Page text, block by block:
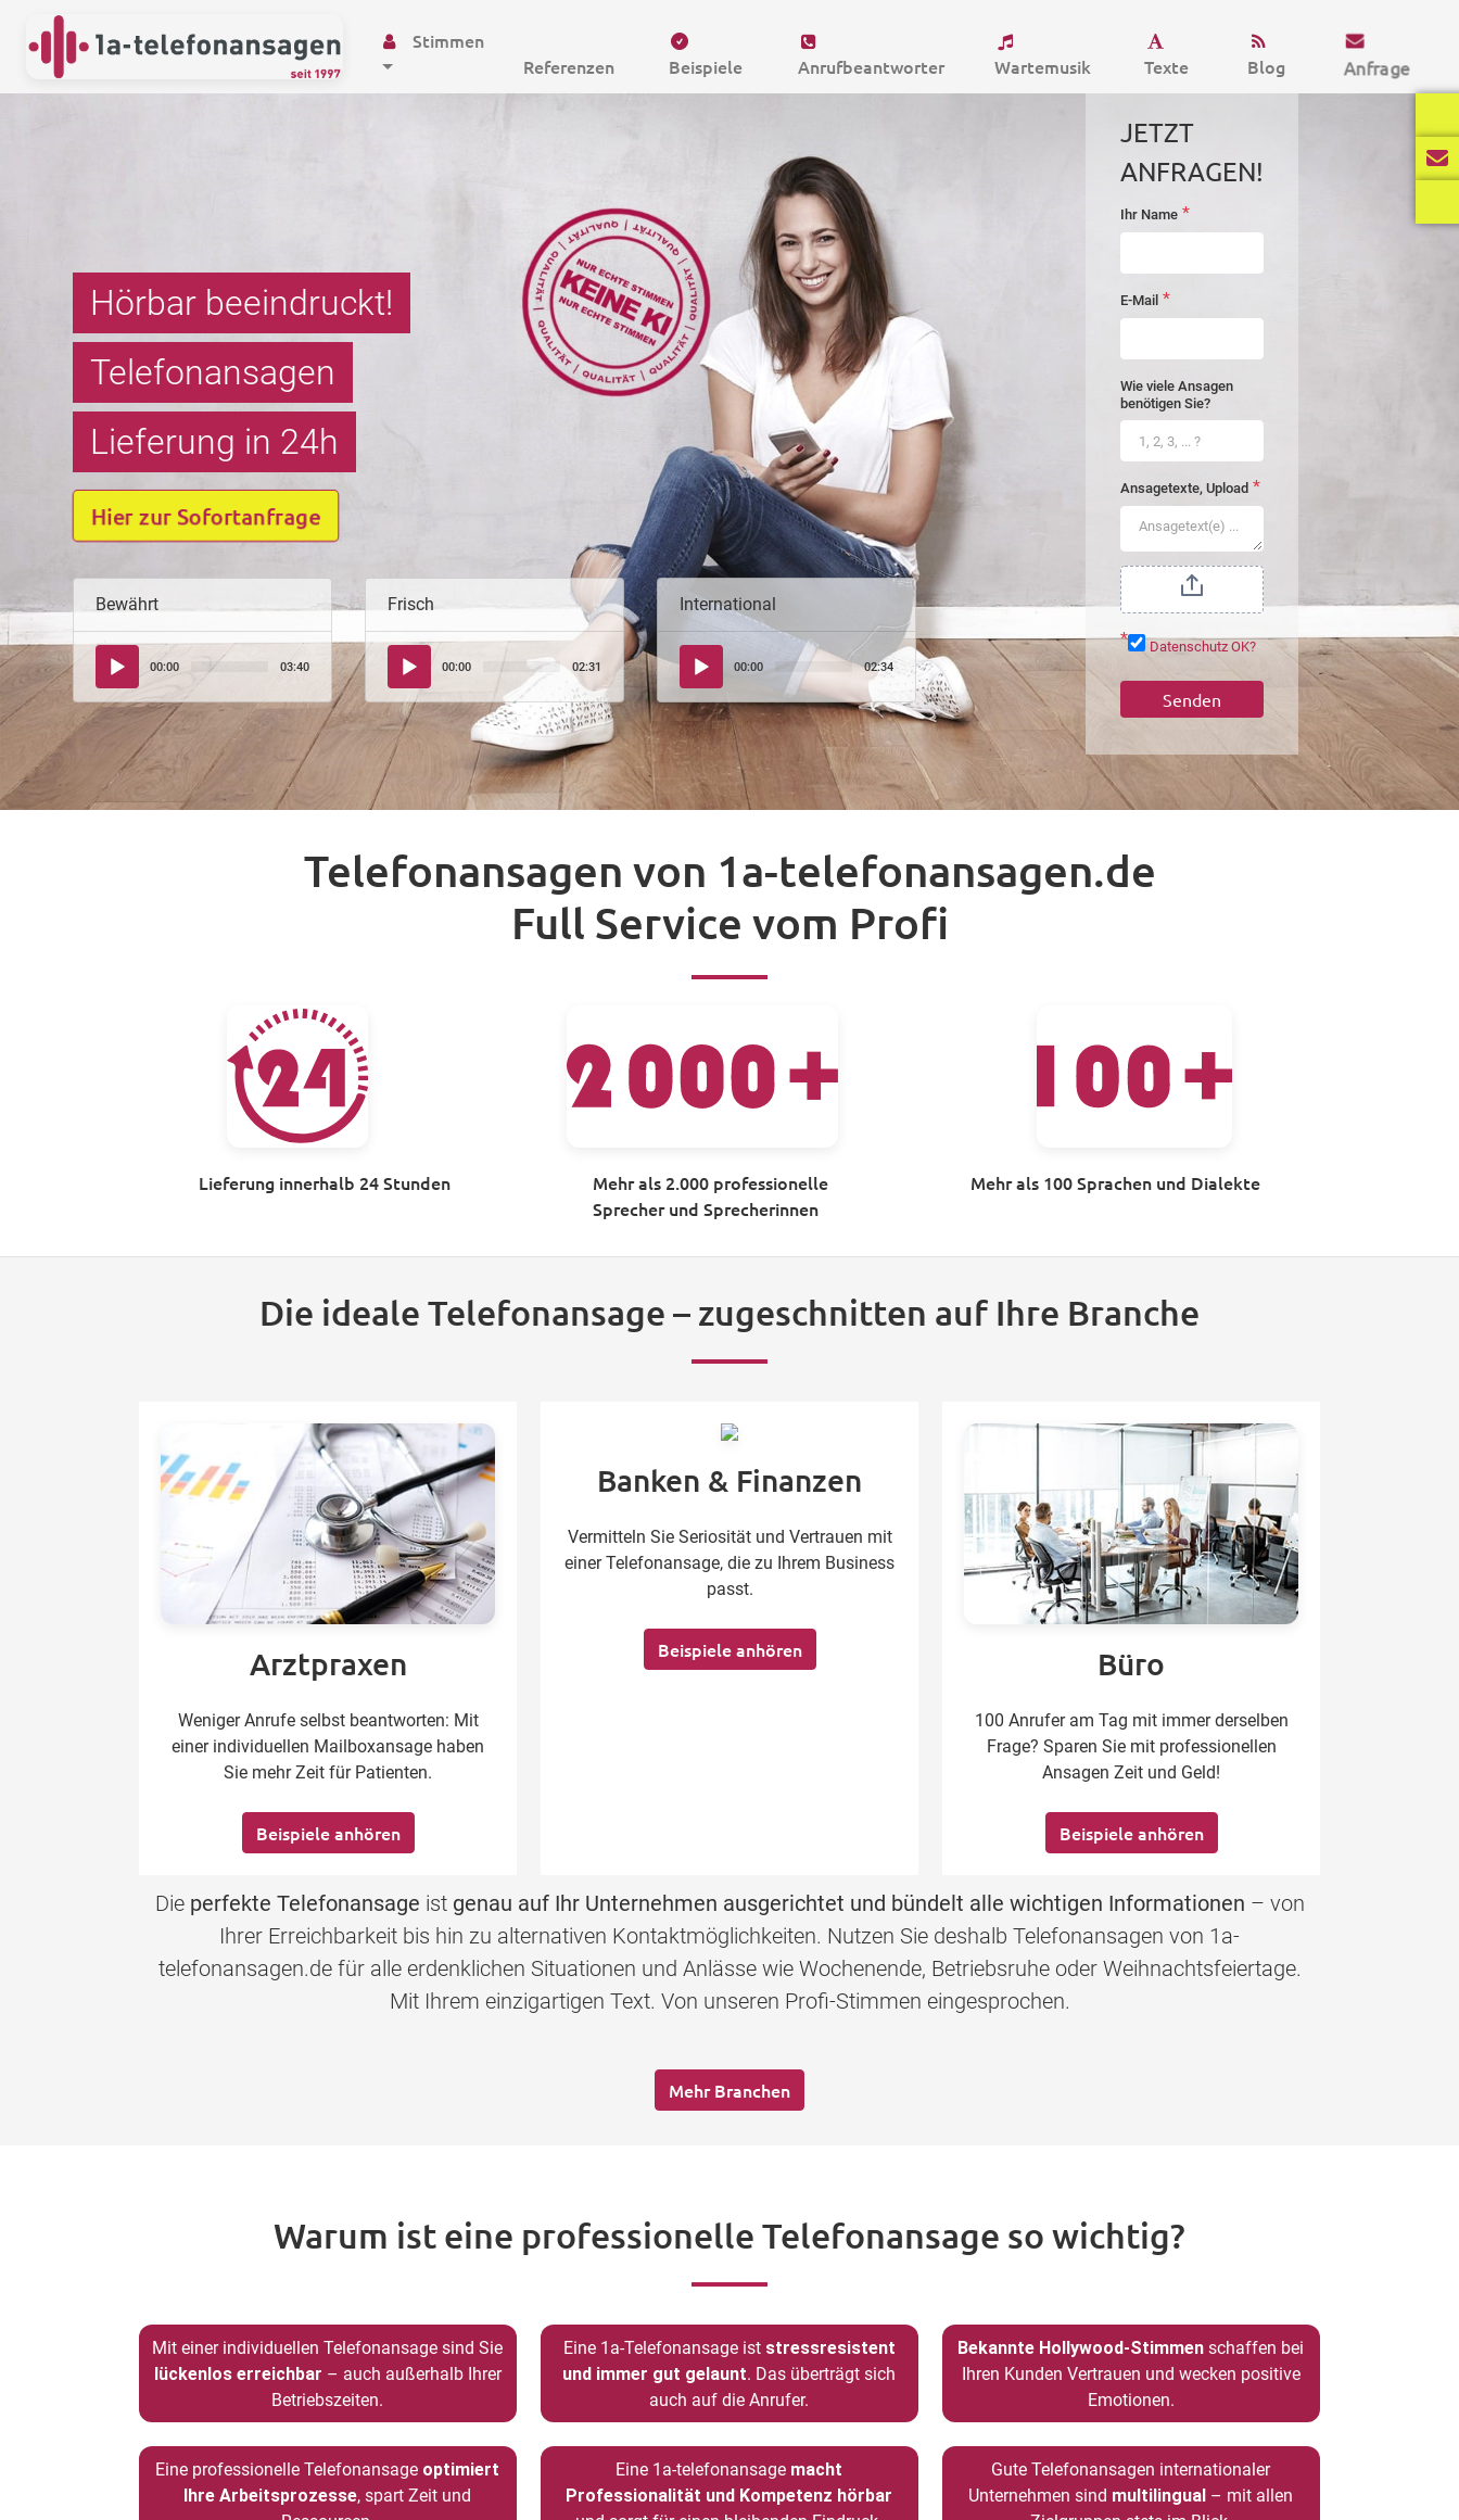
Stimmen
Referenzen
Beispiele Anrufbeantworter Wartemusik Texte Blog Anfrage
Hörbar beeindruckt!
Telefonansagen
Wartemusik
Hier zur Sofortanfrage
Bewährt
Audio-
Player
00:00 03:40
Frisch
Audio-
Player
00:00 02:31
International
Audio-
Player
00:00 02:34
Telefonansagen von 1a-telefonansagen.de
Full Service vom Profi
Lieferung innerhalb 24 Stunden
Mehr als 2.000 professionelle
Sprecher und Sprecherinnen
Mehr als 100 Sprachen und Dialekte
JETZT
ANFRAGEN!
startseite-
Ihr Name *
E-Mail *
Wie viele Ansagen
benötigen Sie?
Ansagetexte, Upload *
* Datenschutz OK?
Senden
Die ideale Telefonansage – zugeschnitten auf Ihre Branche
Arztpraxen
Weniger Anrufe selbst beantworten: Mit
einer individuellen Mailboxansage haben
Sie mehr Zeit für Patienten.
Beispiele anhören
Banken & Finanzen
Vermitteln Sie Seriosität und Vertrauen mit
einer Telefonansage, die zu Ihrem Business
passt.
Beispiele anhören Büro
100 Anrufer am Tag mit immer derselben
Frage? Sparen Sie mit professionellen
Ansagen Zeit und Geld!
Beispiele anhören
Die perfekte Telefonansage ist genau auf Ihr Unternehmen ausgerichtet und bündelt alle wichtigen Informationen – von
Ihrer Erreichbarkeit bis hin zu alternativen Kontaktmöglichkeiten. Nutzen Sie deshalb Telefonansagen von 1a-
telefonansagen.de für alle erdenklichen Situationen und Anlässe wie Wochenende, Betriebsruhe oder Weihnachtsfeiertage.
Mit Ihrem einzigartigen Text. Von unseren Profi-Stimmen eingesprochen.
Mehr Branchen
Warum ist eine professionelle Telefonansage so wichtig?
Mit einer individuellen Telefonansage sind Sie
lückenlos erreichbar – auch außerhalb Ihrer
Betriebszeiten.
Eine 1a-Telefonansage ist stressresistent
und immer gut gelaunt. Das überträgt sich
auch auf die Anrufer.
Bekannte Hollywood-Stimmen schaffen bei
Ihren Kunden Vertrauen und wecken positive
Emotionen.
Eine professionelle Telefonansage optimiert
Ihre Arbeitsprozesse, spart Zeit und
Eine 1a-telefonansage macht
Professionalität und Kompetenz hörbar
Gute Telefonansagen internationaler
Unternehmen sind multilingual – mit allen